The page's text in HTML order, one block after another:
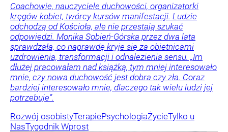
Coachowie, nauczyciele duchowości, organizatorki
kręgów kobiet, twórcy kursów manifestacji. Ludzie
odchodzą od Kościoła, ale nie przestają szukać
odpowiedzi. Monika Sobień-Górska przez dwa lata
sprawdzała, co naprawdę kryje się za obietnicami
uzdrowienia, transformacji i odnalezienia sensu. „Im
dłużej pracowałam nad książką, tym mniej interesowało
mnie, czy nowa duchowość jest dobra czy zła. Coraz
bardziej interesowało mnie, dlaczego tak wielu ludzi jej
potrzebuje”.
Rozwój osobistyTerapiePsychologiaŻycieTylko u
NasTygodnik Wprost